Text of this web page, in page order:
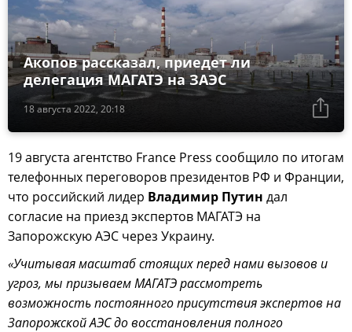
18 августа 2022, 20:18
Акопов рассказал, приедет ли
делегация МАГАТЭ на ЗАЭС
19 августа агентство France Press сообщило по итогам
телефонных переговоров президентов РФ и Франции,
что российский лидер Владимир Путин дал
согласие на приезд экспертов МАГАТЭ на
Запорожскую АЭС через Украину.
«Учитывая масштаб стоящих перед нами вызовов и
угроз, мы призываем МАГАТЭ рассмотреть
возможность постоянного присутствия экспертов на
Запорожской АЭС до восстановления полного